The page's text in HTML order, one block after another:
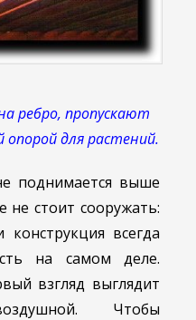
ребро, пропускают
для растений.
поднимается выше
стоит сооружать:
конструкция всегда
на самом деле.
взгляд выглядит
Чтобы